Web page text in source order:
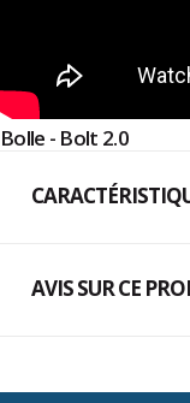
Bolle - Bolt 2.0
AVIS SUR CE